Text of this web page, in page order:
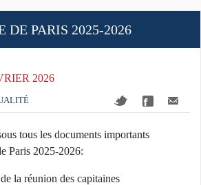
DE PARIS 2025-2026
2026
tous les documents importants
Paris 2025-2026:
la réunion des capitaines